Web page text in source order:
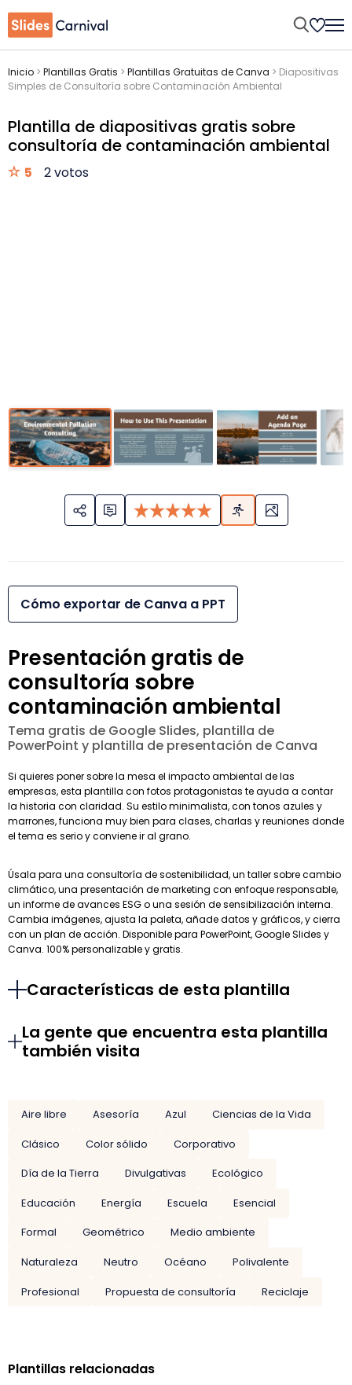
Inicio > Plantillas Gratis > Plantillas Gratuitas de Canva > Diapositivas
Simples de Consultoría sobre Contaminación Ambiental
Plantilla de diapositivas gratis sobre
consultoría de contaminación ambiental
5 2 votos
Cómo exportar de Canva a PPT
Presentación gratis de
consultoría sobre
contaminación ambiental
Tema gratis de Google Slides, plantilla de
PowerPoint y plantilla de presentación de Canva
Si quieres poner sobre la mesa el impacto ambiental de las
empresas, esta plantilla con fotos protagonistas te ayuda a contar
la historia con claridad. Su estilo minimalista, con tonos azules y
marrones, funciona muy bien para clases, charlas y reuniones donde
el tema es serio y conviene ir al grano.
Úsala para una consultoría de sostenibilidad, un taller sobre cambio
climático, una presentación de marketing con enfoque responsable,
un informe de avances ESG o una sesión de sensibilización interna.
Cambia imágenes, ajusta la paleta, añade datos y gráficos, y cierra
con un plan de acción. Disponible para PowerPoint, Google Slides y
Canva. 100% personalizable y gratis.
Características de esta plantilla
La gente que encuentra esta plantilla
también visita
Aire libre Asesoría Azul
Ciencias de la Vida
Clásico
Color sólido
Corporativo
Día de la Tierra
Divulgativas
Ecológico
Educación
Energía Escuela
Esencial
Formal
Geométrico
Medio ambiente
Naturaleza
Neutro Océano
Polivalente
Profesional
Propuesta de consultoría Reciclaje
Plantillas relacionadas